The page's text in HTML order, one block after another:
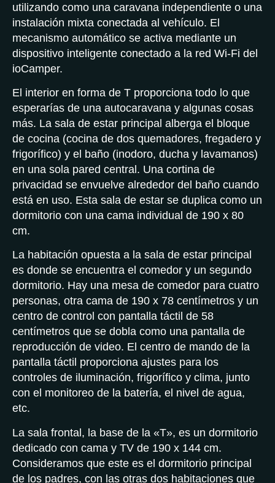
utilizando como una caravana independiente o una
instalación mixta conectada al vehículo. El
mecanismo automático se activa mediante un
dispositivo inteligente conectado a la red Wi-Fi del
ioCamper.
El interior en forma de T proporciona todo lo que
esperarías de una autocaravana y algunas cosas
más. La sala de estar principal alberga el bloque
de cocina (cocina de dos quemadores, fregadero y
frigorífico) y el baño (inodoro, ducha y lavamanos)
en una sola pared central. Una cortina de
privacidad se envuelve alrededor del baño cuando
está en uso. Esta sala de estar se duplica como un
dormitorio con una cama individual de 190 x 80
cm.
La habitación opuesta a la sala de estar principal
es donde se encuentra el comedor y un segundo
dormitorio. Hay una mesa de comedor para cuatro
personas, otra cama de 190 x 78 centímetros y un
centro de control con pantalla táctil de 58
centímetros que se dobla como una pantalla de
reproducción de video. El centro de mando de la
pantalla táctil proporciona ajustes para los
controles de iluminación, frigorífico y clima, junto
con el monitoreo de la batería, el nivel de agua,
etc.
La sala frontal, la base de la «T», es un dormitorio
dedicado con cama y TV de 190 x 144 cm.
Consideramos que este es el dormitorio principal
de los padres, con las otras dos habitaciones que